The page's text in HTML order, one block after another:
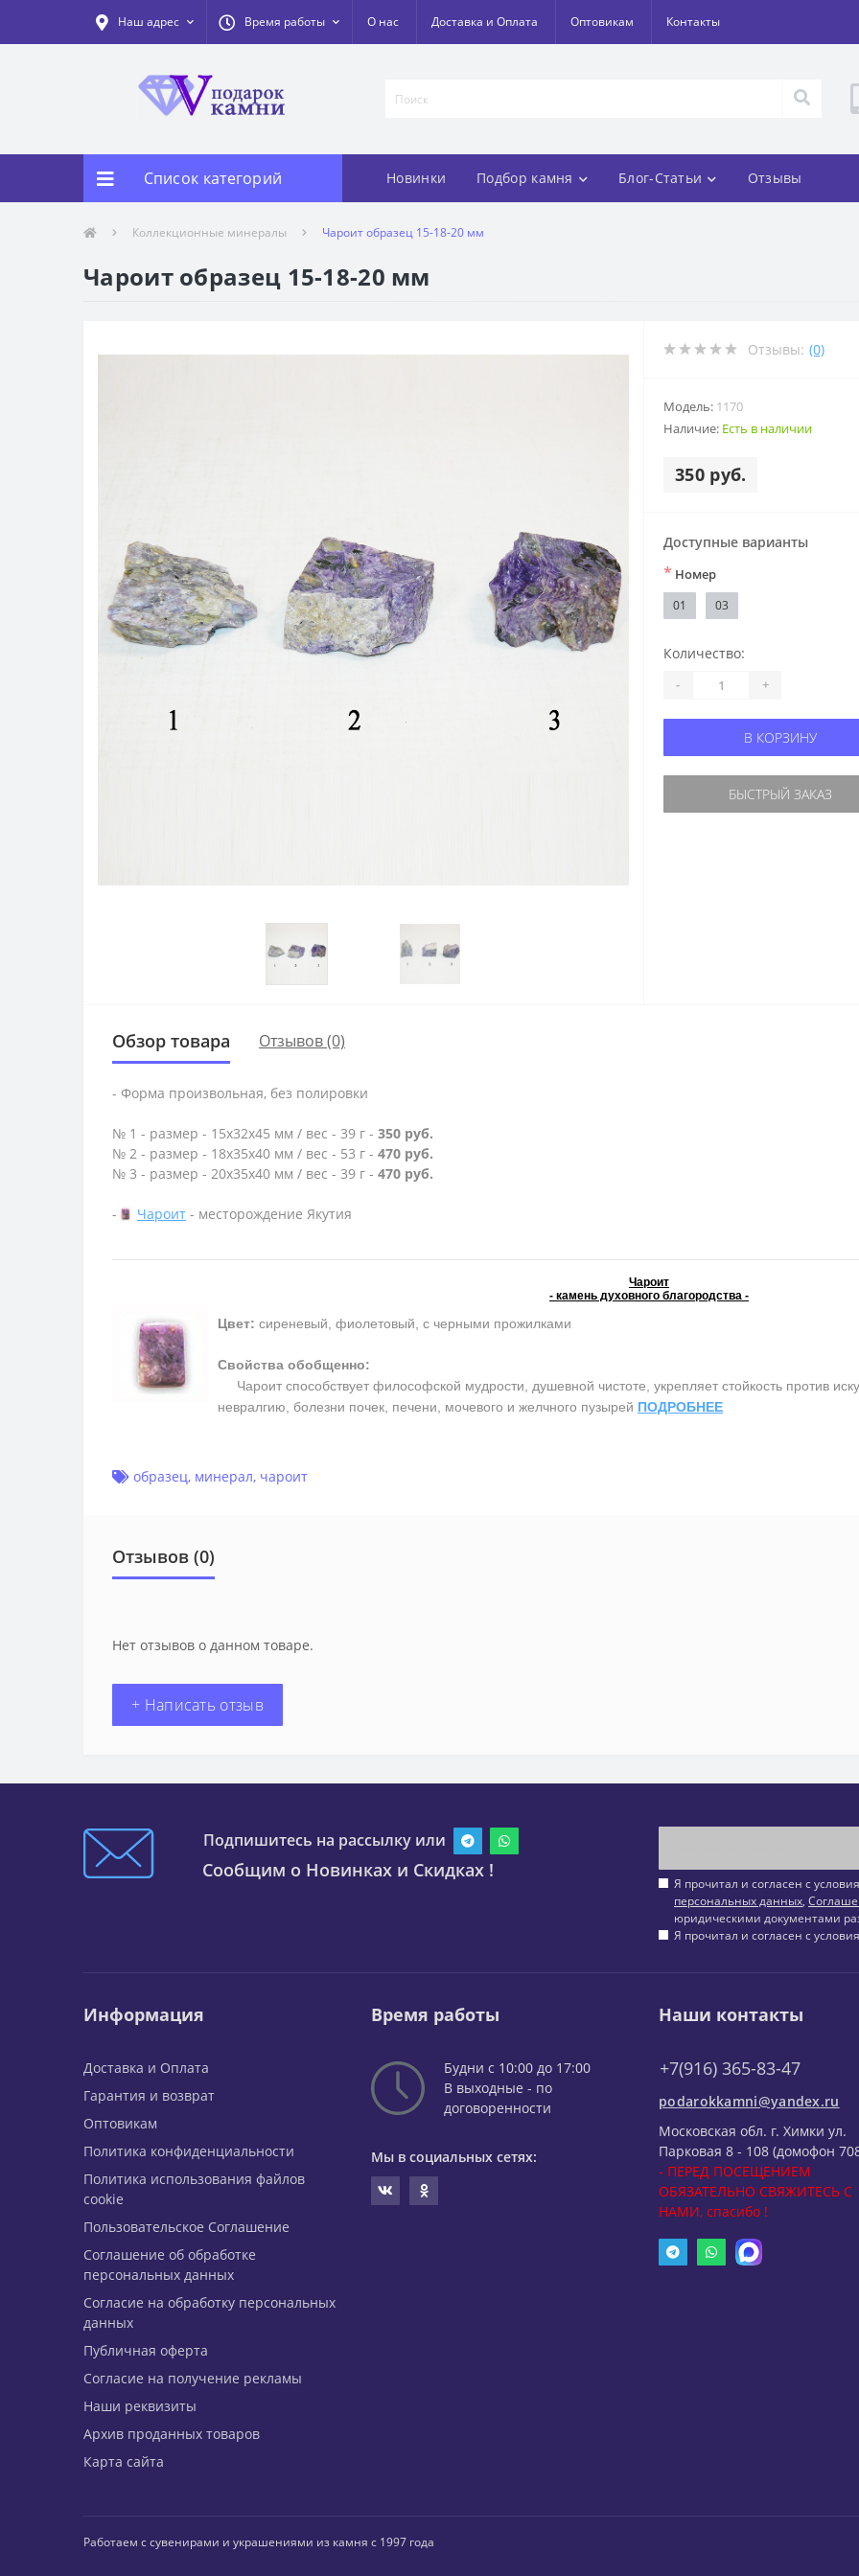
Наш адрес Время работы О нас Доставка и Оплата Оптовикам Контакты
Список категорий Новинки Подбор камня Блог-Статьи Отзывы
Коллекционные минералы Чароит образец 15-18-20 мм
Чароит образец 15-18-20 мм
Отзывы: (0)
Модель: 1170
Наличие: Есть в наличии
350 руб.
Доступные варианты
* Номер
01 03
Количество:
- +
В КОРЗИНУ
БЫСТРЫЙ ЗАКАЗ
Обзор товара Отзывов (0)
- Форма произвольная, без полировки
№ 1 - размер - 15х32х45 мм / вес - 39 г - 350 руб.
№ 2 - размер - 18х35х40 мм / вес - 53 г - 470 руб.
№ 3 - размер - 20х35х40 мм / вес - 39 г - 470 руб.
- Чароит - месторождение Якутия
Чароит
- камень духовного благородства -
Цвет: сиреневый, фиолетовый, с черными прожилками
Свойства обобщенно:
Чароит способствует философской мудрости, душевной чистоте, укрепляет стойкость против
невралгию, болезни почек, печени, мочевого и желчного пузырей ПОДРОБНЕЕ
образец, минерал, чароит
Отзывов (0)
Нет отзывов о данном товаре.
+ Написать отзыв
Подпишитесь на рассылку или
Сообщим о Новинках и Скидках !
Я прочитал и согласен с
персональных данных,
юридическими документами
Я прочитал и согласен с
Информация
Доставка и Оплата
Гарантия и возврат
Оптовикам
Политика конфиденциальности
Политика использования файлов
cookie
Пользовательское Соглашение
Соглашение об обработке
персональных данных
Согласие на обработку персональных
данных
Публичная оферта
Согласие на получение рекламы
Наши реквизиты
Архив проданных товаров
Карта сайта
Время работы
Будни с 10:00 до 17:00
В выходные - по
договоренности
Мы в социальных сетях:
Наши контакты
+7(916) 365-83-47
podarokkamni@yandex.ru
Московская обл. г. Химки ул.
Парковая 8 - 108 (домофон
- ПЕРЕД ПОСЕЩЕНИЕМ
ОБЯЗАТЕЛЬНО СВЯЖИТЕСЬ С
НАМИ, спасибо !
Работаем с сувенирами и украшениями из камня с 1997 года